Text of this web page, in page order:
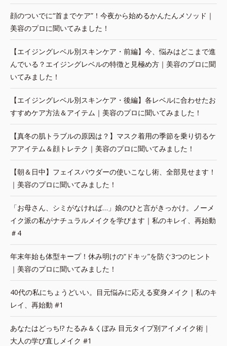
顔のついでに“首までケア”！今夜から始めるかんたんメソッド｜
美容のプロに聞いてみました！
【エイジングレベル別スキンケア・前編】今、悩みはどこまで進
んでいる？エイジングレベルの特徴と見極め方｜美容のプロに聞
いてみました！
【エイジングレベル別スキンケア・後編】各レベルに合わせたお
すすめケア方法＆アイテム｜美容のプロに聞いてみました！
【真冬の肌トラブルの原因は？】マスク着用の季節を乗り切るケ
アアイテム＆顔トレテク｜美容のプロに聞いてみました！
【朝＆日中】フェイスパウダーの使いこなし術、全部見せます！
｜美容のプロに聞いてみました！
「お母さん、シミがなければ…」娘のひと言がきっかけ。ノーメ
イク派の私がナチュラルメイクを学びます｜私のキレイ、再始動
＃4
年末年始も体型キープ！休み明けの“ドキッ”を防ぐ3つのヒント
｜美容のプロに聞いてみました！
40代の私にちょうどいい。目元悩みに応える変身メイク｜私のキ
レイ、再始動 #1
あなたはどっち!? たるみ＆くぼみ 目元タイプ別アイメイク術｜
大人の学び直しメイク #1